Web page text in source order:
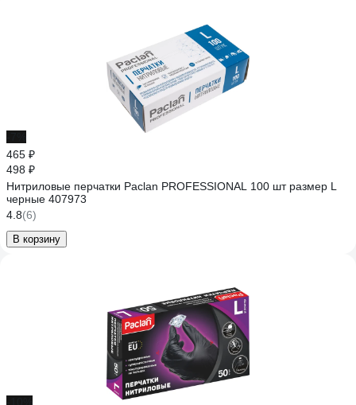
465 ₽
498 ₽
Нитриловые перчатки Paclan PROFESSIONAL 100 шт размер L
черные 407973
4.8(6)
В корзину